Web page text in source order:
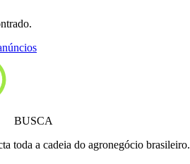
BUSCA
toda a cadeia do agronegócio brasileiro.